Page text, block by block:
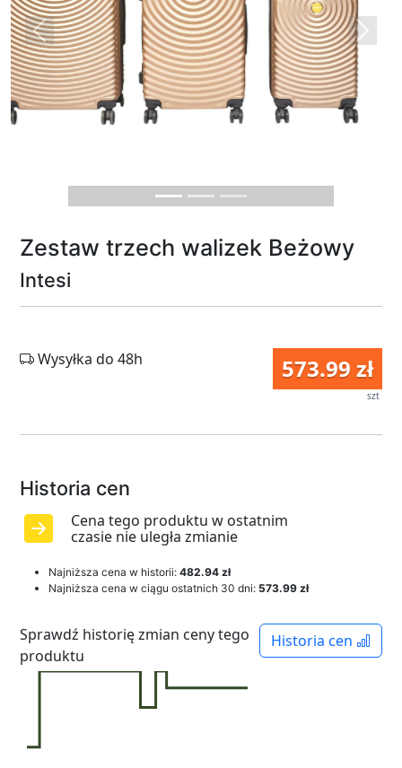
Previous Next
Zestaw trzech walizek Beżowy
Intesi
573.99 zł
szt
Wysyłka do 48h
Historia cen
Cena tego produktu w ostatnim
czasie nie uległa zmianie
Najniższa cena w historii: 482.94 zł
Najniższa cena w ciągu ostatnich 30 dni: 573.99 zł
Historia cen
Sprawdź historię zmian ceny tego
produktu